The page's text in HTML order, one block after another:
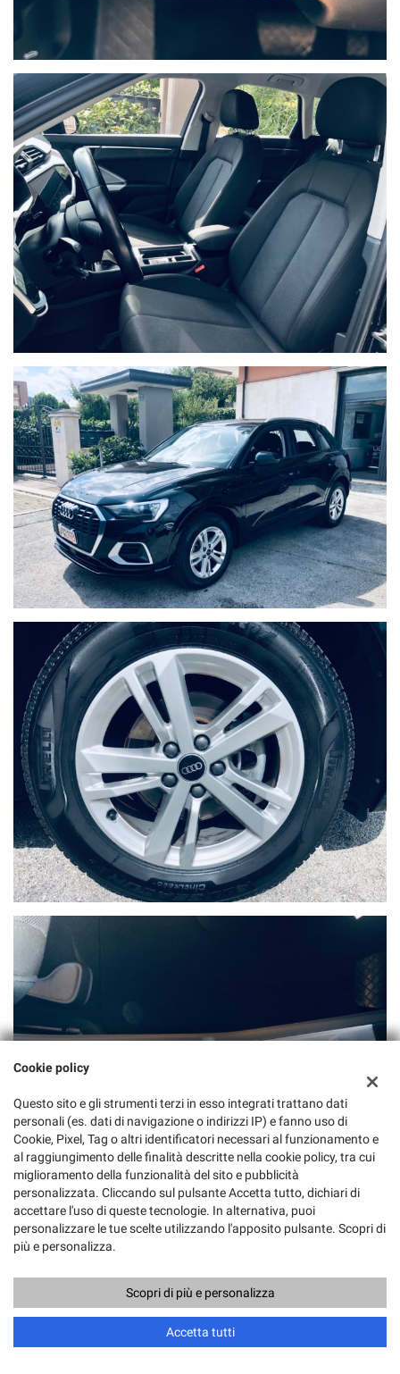
Cookie policy
Questo sito e gli strumenti terzi in esso integrati trattano dati
personali (es. dati di navigazione o indirizzi IP) e fanno uso di
Cookie, Pixel, Tag o altri identificatori necessari al funzionamento e
al raggiungimento delle finalità descritte nella cookie policy, tra cui
miglioramento della funzionalità del sito e pubblicità
personalizzata. Cliccando sul pulsante Accetta tutto, dichiari di
accettare l'uso di queste tecnologie. In alternativa, puoi
personalizzare le tue scelte utilizzando l'apposito pulsante. Scopri di
più e personalizza.
Scopri di più e personalizza
Accetta tutti